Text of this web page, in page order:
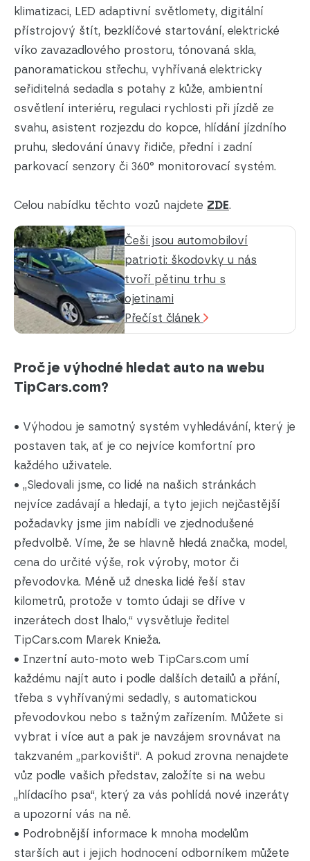
klimatizaci, LED adaptivní světlomety, digitální
přístrojový štít, bezklíčové startování, elektrické
víko zavazadlového prostoru, tónovaná skla,
panoramatickou střechu, vyhřívaná elektricky
seřiditelná sedadla s potahy z kůže, ambientní
osvětlení interiéru, regulaci rychlosti při jízdě ze
svahu, asistent rozjezdu do kopce, hlídání jízdního
pruhu, sledování únavy řidiče, přední i zadní
parkovací senzory či 360° monitorovací systém.
Celou nabídku těchto vozů najdete ZDE.
Češi jsou automobiloví
patrioti: škodovky u nás
tvoří pětinu trhu s
ojetinami
Přečíst článek
Proč je výhodné hledat auto na webu
TipCars.com?
• Výhodou je samotný systém vyhledávání, který je
postaven tak, ať je co nejvíce komfortní pro
každého uživatele.
• „Sledovali jsme, co lidé na našich stránkách
nejvíce zadávají a hledají, a tyto jejich nejčastější
požadavky jsme jim nabídli ve zjednodušené
předvolbě. Víme, že se hlavně hledá značka, model,
cena do určité výše, rok výroby, motor či
převodovka. Méně už dneska lidé řeší stav
kilometrů, protože v tomto údaji se dříve v
inzerátech dost lhalo,“ vysvětluje ředitel
TipCars.com Marek Knieža.
• Inzertní auto-moto web TipCars.com umí
každému najít auto i podle dalších detailů a přání,
třeba s vyhřívanými sedadly, s automatickou
převodovkou nebo s tažným zařízením. Můžete si
vybrat i více aut a pak je navzájem srovnávat na
takzvaném „parkovišti“. A pokud zrovna nenajdete
vůz podle vašich představ, založíte si na webu
„hlídacího psa“, který za vás pohlídá nové inzeráty
a upozorní vás na ně.
• Podrobnější informace k mnoha modelům
starších aut i jejich hodnocení odborníkem můžete